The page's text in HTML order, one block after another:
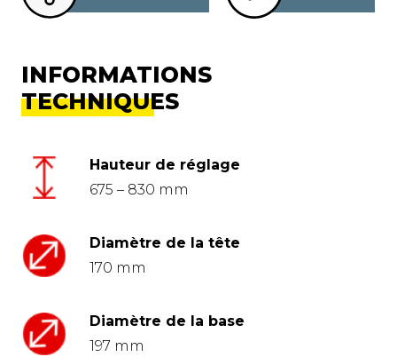
INFORMATIONS
TECHNIQUES
Hauteur de réglage
675 – 830 mm
Diamètre de la tête
170 mm
Diamètre de la base
197 mm